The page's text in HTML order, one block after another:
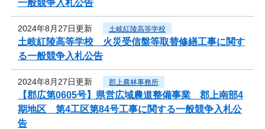
一般競争入札公告
2024年8月27日更新 土岐紅陵高等学校
土岐紅陵高等学校 火災受信盤等取替修繕工事に関す
る一般競争入札公告
2024年8月27日更新 郡上農林事務所
【郡広第0605号】県営広域農道整備事業 郡上南部4
期地区 第4工区第84号工事に関する一般競争入札公
告